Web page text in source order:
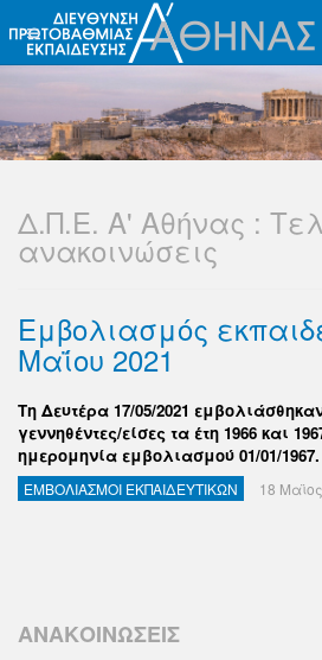
Δ.Π.Ε. Α' Αθήνας :
ανακοινώσεις
Εμβολιασμός
Μαΐου 2021
Tη Δευτέρα 17/05/2021
γεννηθέντες/είσες τα έτη 1966 και
ημερομηνία εμβολιασμού 01/01/1967.
ΕΜΒΟΛΙΑΣΜΟΙ ΕΚΠΑΙΔΕΥΤΙΚΩΝ 18
ΑΝΑΚΟΙΝΩΣΕΙΣ